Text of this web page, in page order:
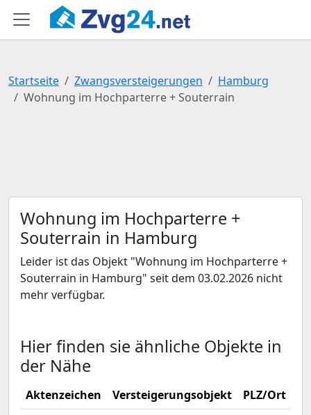
Startseite Zwangsversteigerungen
Hamburg
Wohnung im Hochparterre + Souterrain
Wohnung im Hochparterre +
Souterrain in Hamburg
Leider ist das Objekt "Wohnung im Hochparterre +
Souterrain in Hamburg" seit dem 03.02.2026 nicht
mehr verfügbar.
Hier finden sie ähnliche Objekte in
der Nähe
Aktenzeichen Versteigerungsobjekt PLZ/Ort